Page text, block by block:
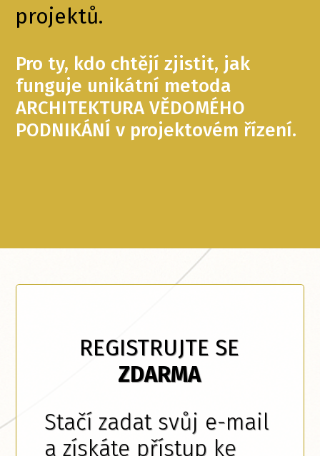
projektů.
Pro ty, kdo chtějí zjistit, jak
funguje unikátní metoda
ARCHITEKTURA VĚDOMÉHO
PODNIKÁNÍ v projektovém řízení.
REGISTRUJTE SE
ZDARMA
Stačí zadat svůj e-mail
a získáte přístup ke